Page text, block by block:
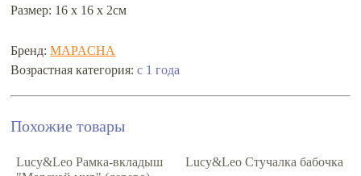
Размер: 16 х 16 х 2см
Бренд:MAPACHA
Возрастная категория:с 1 года
Похожие товары
Lucy&Leo Рамка-вкладыш
Lucy&Leo Стучалка бабочка